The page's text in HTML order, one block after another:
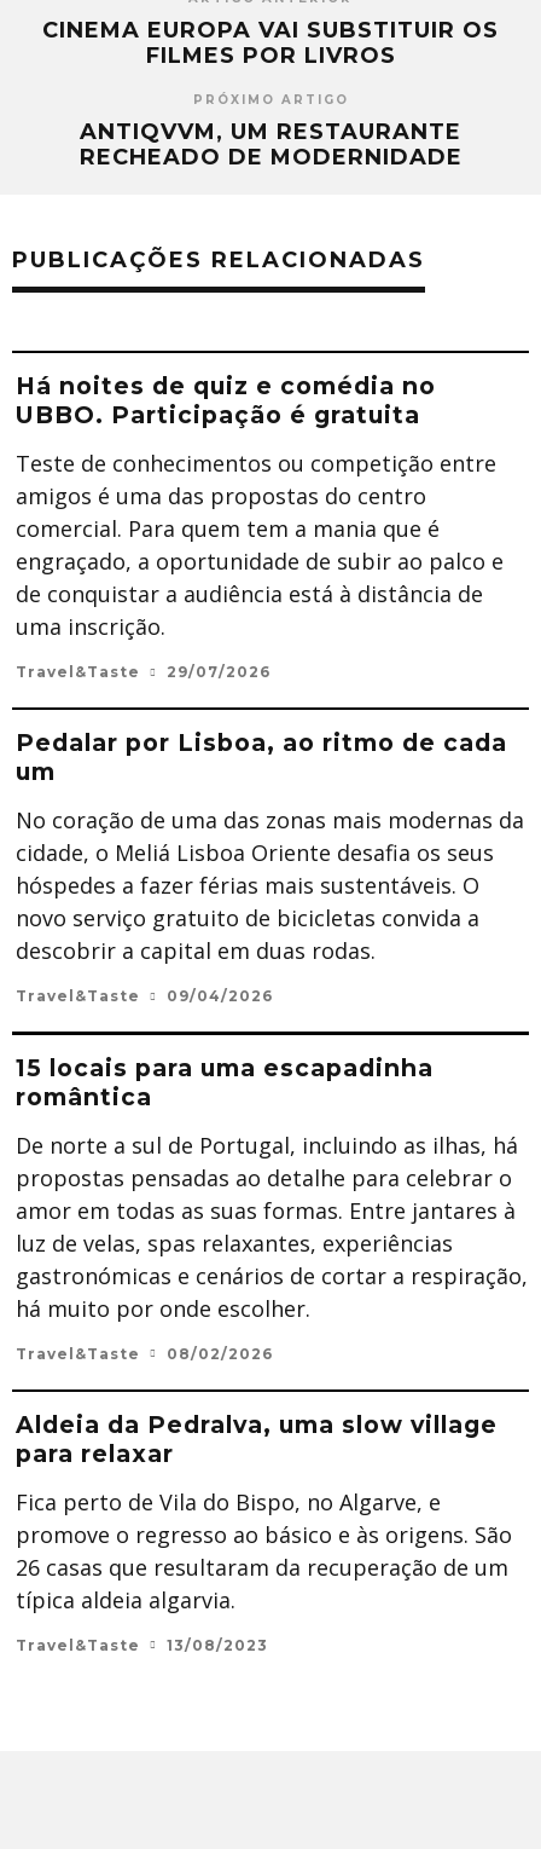
CINEMA EUROPA VAI SUBSTITUIR OS
FILMES POR LIVROS
PRÓXIMO ARTIGO
ANTIQVVM, UM RESTAURANTE
RECHEADO DE MODERNIDADE
PUBLICAÇÕES RELACIONADAS
Há noites de quiz e comédia no
UBBO. Participação é gratuita
Teste de conhecimentos ou competição entre
amigos é uma das propostas do centro
comercial. Para quem tem a mania que é
engraçado, a oportunidade de subir ao palco e
de conquistar a audiência está à distância de
uma inscrição.
Travel&Taste 29/07/2026
Pedalar por Lisboa, ao ritmo de cada
um
No coração de uma das zonas mais modernas da
cidade, o Meliá Lisboa Oriente desafia os seus
hóspedes a fazer férias mais sustentáveis. O
novo serviço gratuito de bicicletas convida a
descobrir a capital em duas rodas.
Travel&Taste 09/04/2026
15 locais para uma escapadinha
romântica
De norte a sul de Portugal, incluindo as ilhas, há
propostas pensadas ao detalhe para celebrar o
amor em todas as suas formas. Entre jantares à
luz de velas, spas relaxantes, experiências
gastronómicas e cenários de cortar a respiração,
há muito por onde escolher.
Travel&Taste 08/02/2026
Aldeia da Pedralva, uma slow village
para relaxar
Fica perto de Vila do Bispo, no Algarve, e
promove o regresso ao básico e às origens. São
26 casas que resultaram da recuperação de um
típica aldeia algarvia.
Travel&Taste 13/08/2023